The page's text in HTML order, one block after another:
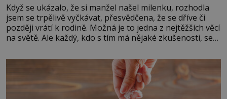
Když se ukázalo, že si manžel našel milenku, rozhodla
jsem se trpělivě vyčkávat, přesvědčena, že se dříve či
později vrátí k rodině. Možná je to jedna z nejtěžších věcí
na světě. Ale každý, kdo s tím má nějaké zkušenosti, se
Když se ke mně doneslo, že si manžel pořídil milenku,